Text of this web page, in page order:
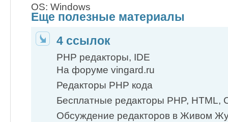
OS: Windows
Еще полезные материалы
4 ссылок
PHP редакторы, IDE
На форуме vingard.ru
Редакторы PHP кода
Бесплатные редакторы PHP, HTML,
Обсуждение редакторов в Живом